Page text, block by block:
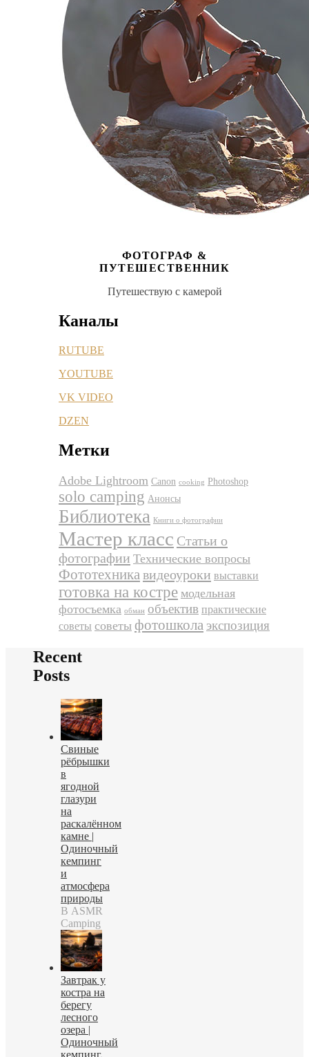
ФОТОГРАФ &
ПУТЕШЕСТВЕННИК
Путешествую с камерой
Каналы
RUTUBE
YOUTUBE
VK VIDEO
DZEN
Метки
Adobe Lightroom Canon cooking Photoshop
solo camping Анонсы
Библиотека Книги о фотографии
Мастер класс Статьи о
фотографии Технические вопросы
Фототехника видеоуроки выставки
готовка на костре модельная
фотосъемка обман объектив практические
советы советы фотошкола экспозиция
Recent
Posts
Свиные
рёбрышки
в
ягодной
глазури
на
раскалённом
камне |
Одиночный
кемпинг
и
атмосфера
природы
В ASMR
Camping
Завтрак у
костра на
берегу
лесного
озера |
Одиночный
кемпинг,